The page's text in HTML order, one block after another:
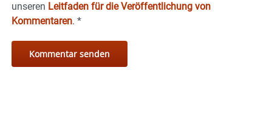
unseren Leitfaden für die Veröffentlichung von
Kommentaren. *